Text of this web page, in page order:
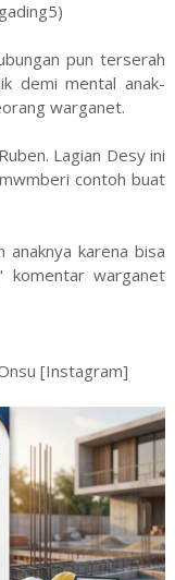
pun terserah
demi mental anak-
warganet.
Lagian Desy ini
contoh buat
anaknya karena bisa
komentar warganet
[Instagram]